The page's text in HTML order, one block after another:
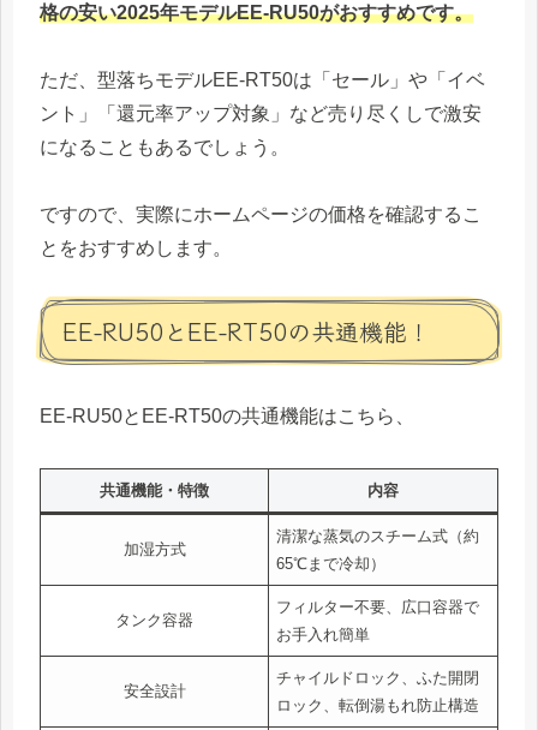
格の安い2025年モデルEE-RU50がおすすめです。
ただ、型落ちモデルEE-RT50は「セール」や「イベ
ント」「還元率アップ対象」など売り尽くしで激安
になることもあるでしょう。
ですので、実際にホームページの価格を確認するこ
とをおすすめします。
EE-RU50とEE-RT50の共通機能！
EE-RU50とEE-RT50の共通機能はこちら、
共通機能・特徴 内容
加湿方式
清潔な蒸気のスチーム式（約
65℃まで冷却）
タンク容器
フィルター不要、広口容器で
お手入れ簡単
安全設計
チャイルドロック、ふた開閉
ロック、転倒湯もれ防止構造